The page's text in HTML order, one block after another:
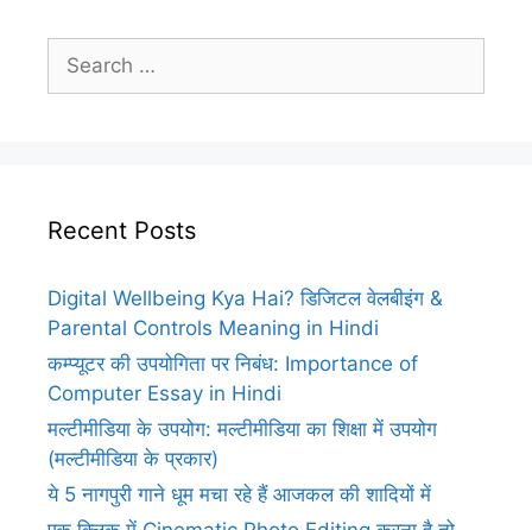
Search
for:
Recent Posts
Digital Wellbeing Kya Hai? डिजिटल वेलबीइंग &
Parental Controls Meaning in Hindi
कम्प्यूटर की उपयोगिता पर निबंध: Importance of
Computer Essay in Hindi
मल्टीमीडिया के उपयोग: मल्टीमीडिया का शिक्षा में उपयोग
(मल्टीमीडिया के प्रकार)
ये 5 नागपुरी गाने धूम मचा रहे हैं आजकल की शादियों में